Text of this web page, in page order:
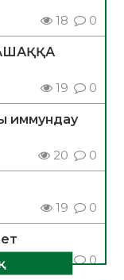
18 0
19 0
иммундау
20 0
19 0
0